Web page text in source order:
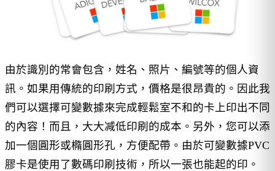
由於識別的常會包含，姓名、照片、編號等的個人資
訊。如果用傳統的印刷方式，價格是很昂貴的。因此我
們可以選擇可變數據來完成輕鬆室不和的卡上印出不同
的內容！而且，大大减低印刷的成本。另外，您可以添
加一個圓形或橢圓形孔，方便配帶。由於可變數據PVC
膠卡是使用了數碼印刷技術，所以一張也能起的印。